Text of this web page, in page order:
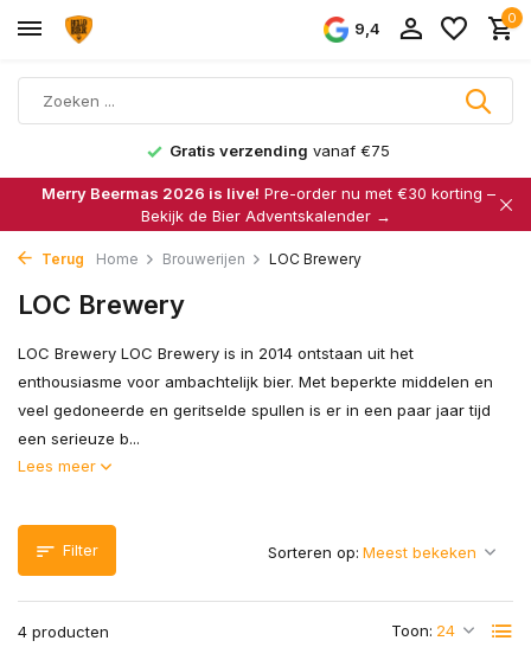
9,4
0
Gratis verzending vanaf €75
Merry Beermas 2026 is live! Pre-order nu met €30 korting –
Bekijk de Bier Adventskalender →
Terug Home Brouwerijen LOC Brewery
LOC Brewery
LOC Brewery LOC Brewery is in 2014 ontstaan uit het
enthousiasme voor ambachtelijk bier. Met beperkte middelen en
veel gedoneerde en geritselde spullen is er in een paar jaar tijd
een serieuze b...
Lees meer
Filter
4 producten Toon:
Sorteren op: